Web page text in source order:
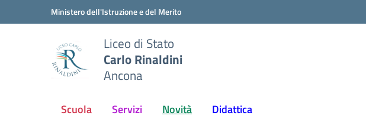
Vai ai contenuti
Vai al menu di navigazioneMinistero dell'Istruzione e del Merito
Liceo di Stato
Carlo Rinaldini
Ancona
Scuola Servizi Novità Didattica